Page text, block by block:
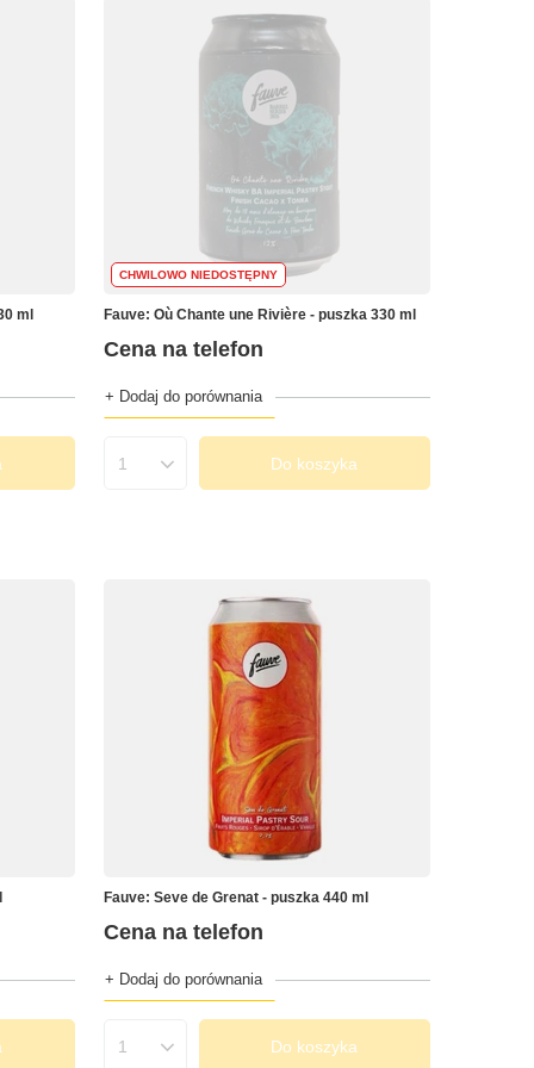
ml
CHWILOWO NIEDOSTĘPNY
Fauve: Où Chante une Rivière - puszka 330 ml
Cena na telefon
+ Dodaj do porównania
Ilość produktów Do koszyka
Fauve: Seve de Grenat - puszka 440 ml
Cena na telefon
+ Dodaj do porównania
Ilość produktów Do koszyka